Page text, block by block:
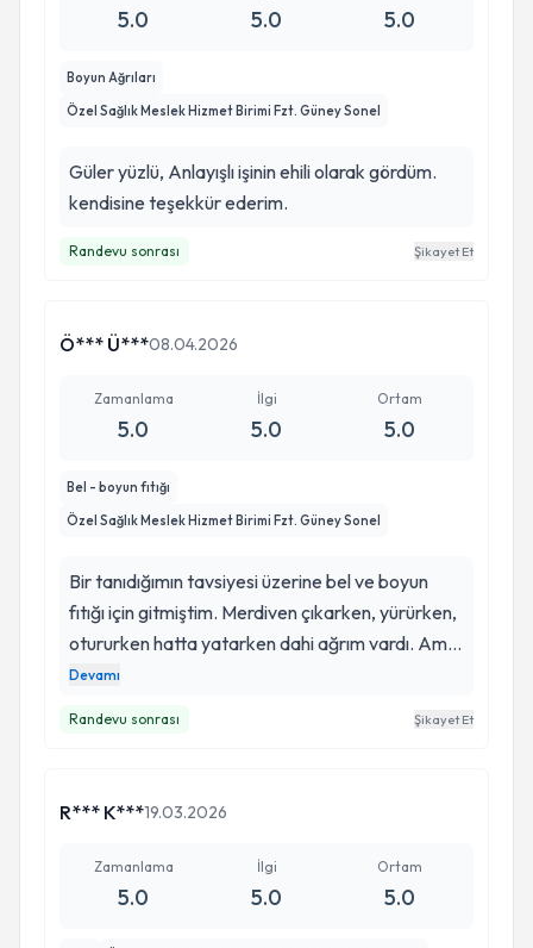
5.0 5.0 5.0
Boyun Ağrıları
Özel Sağlık Meslek Hizmet Birimi Fzt. Güney Sonel
Güler yüzlü, Anlayışlı işinin ehili olarak gördüm.
kendisine teşekkür ederim.
Randevu sonrası Şikayet Et
Ö*** Ü***08.04.2026
Zamanlama
5.0
İlgi
5.0
Ortam
5.0
Bel - boyun fıtığı
Özel Sağlık Meslek Hizmet Birimi Fzt. Güney Sonel
Bir tanıdığımın tavsiyesi üzerine bel ve boyun
fıtığı için gitmiştim. Merdiven çıkarken, yürürken,
otururken hatta yatarken dahi ağrım vardı. Ama
iyi ki yollarımız kesişmiş. Güler yüzlü, sıcak kanlı
Devamı
Randevu sonrası Şikayet Et
R*** K***19.03.2026
Zamanlama
5.0
İlgi
5.0
Ortam
5.0